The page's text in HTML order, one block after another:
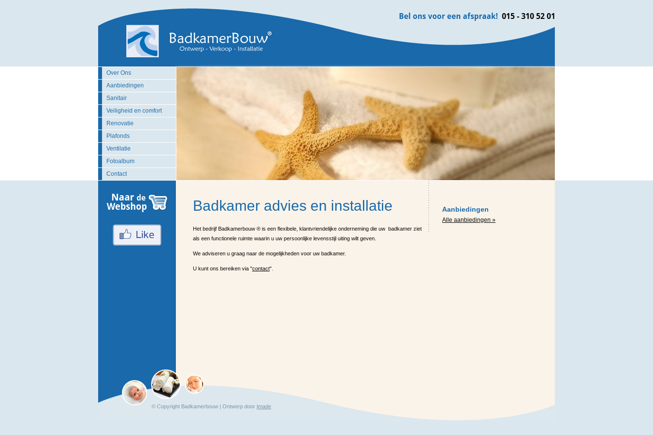
Over Ons
Aanbiedingen
Sanitair
Veiligheid en comfort
Renovatie
Plafonds
Ventilatie
Fotoalbum
Contact
Badkamer advies en installatie
Het bedrijf Badkamerbouw ® is een flexibele, klantvriendelijke onderneming die uw badkamer ziet
als een functionele ruimte waarin u uw persoonlijke levensstijl uiting wilt geven.
We adviseren u graag naar de mogelijkheden voor uw badkamer.
U kunt ons bereiken via "contact".
Aanbiedingen
Alle aanbiedingen »
© Copyright Badkamerbouw | Ontwerp door Imade